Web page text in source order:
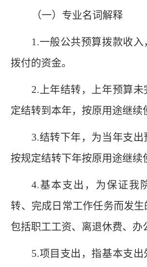
（一）专业名词解释
1.一般公共预算拨款收入
拨付的资金。
2. 上年结转，上年预算
定结转到本年，按原用途继续
3.结转下年，为当年支出
按规定结转下年按原用途继续
4.基本支出，为保证我
转、完成日常工作任务而发生
包括职工工资、离退休费、办
5.项目支出，指基本支出